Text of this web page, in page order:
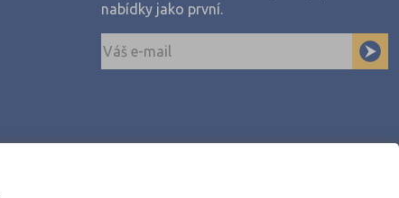
nabídky jako první.